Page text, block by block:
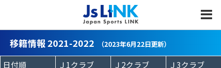
移籍情報 2021-2022 （2023年6月22日更新）